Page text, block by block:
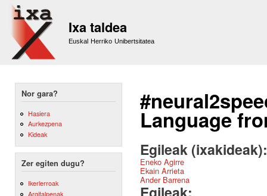
Ixa taldea
Euskal Herriko Unibertsitatea
Nor gara?
Hasiera
Aurkezpena
Kideak
Zer egiten dugu?
Ikerlerroak
Argitalpenak
Language
Egileak
Eneko Agirre
Ekain Arrieta
Ander Barrena